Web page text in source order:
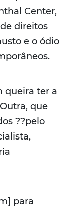
Center,
direitos
e o ódio
queira ter a
que
??pelo
para